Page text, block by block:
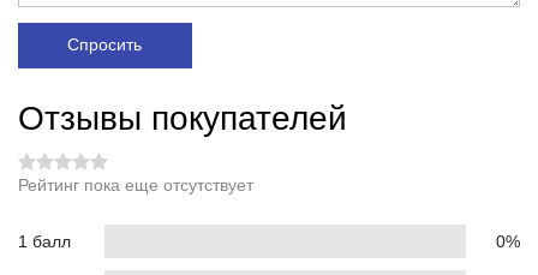
Спросить
Отзывы покупателей
Рейтинг пока еще отсутствует
1 балл 0%